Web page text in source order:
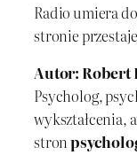
Radio umiera
stronie
Autor: Robert
Psycholog,
wykształcenia,
stron